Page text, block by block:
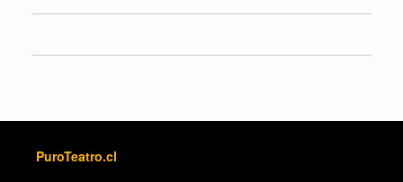
PuroTeatro.cl